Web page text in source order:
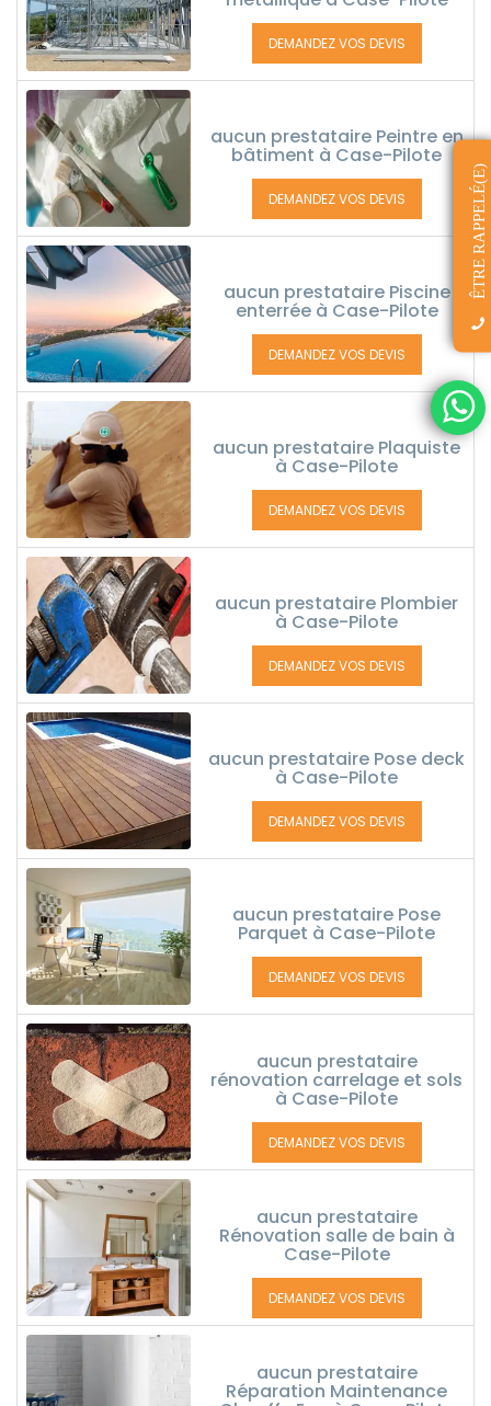
DEMANDEZ VOS DEVIS
aucun prestataire Peintre en
bâtiment à Case-Pilote
DEMANDEZ VOS DEVIS
aucun prestataire Piscine
enterrée à Case-Pilote
DEMANDEZ VOS DEVIS
aucun prestataire Plaquiste
à Case-Pilote
DEMANDEZ VOS DEVIS
aucun prestataire Plombier
à Case-Pilote
DEMANDEZ VOS DEVIS
aucun prestataire Pose deck
à Case-Pilote
DEMANDEZ VOS DEVIS
aucun prestataire Pose
Parquet à Case-Pilote
DEMANDEZ VOS DEVIS
aucun prestataire
rénovation carrelage et sols
à Case-Pilote
DEMANDEZ VOS DEVIS
aucun prestataire
Rénovation salle de bain à
Case-Pilote
DEMANDEZ VOS DEVIS
aucun prestataire
Réparation Maintenance
ÊTRE RAPPELÉ(E)